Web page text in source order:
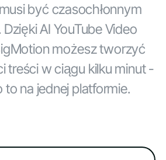
być czasochłonnym
AI YouTube Video
możesz tworzyć
treści w ciągu kilku minut -
to na jednej platformie.